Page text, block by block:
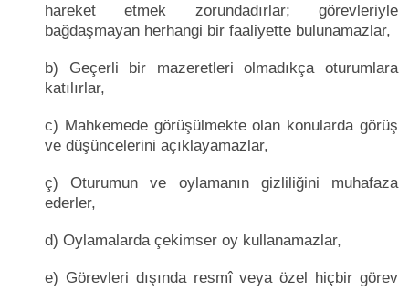
hareket etmek zorundadırlar; görevleriyle
bağdaşmayan herhangi bir faaliyette bulunamazlar,
b) Geçerli bir mazeretleri olmadıkça oturumlara
katılırlar,
c) Mahkemede görüşülmekte olan konularda görüş
ve düşüncelerini açıklayamazlar,
ç) Oturumun ve oylamanın gizliliğini muhafaza
ederler,
d) Oylamalarda çekimser oy kullanamazlar,
e) Görevleri dışında resmî veya özel hiçbir görev